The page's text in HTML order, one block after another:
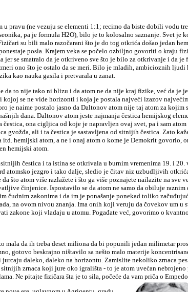
u pravu (ne vezuju se elementi 1:1; recimo da biste dobili vodu
pa je formula H2O), bilo je to kolosalno saznanje. Svet je
su bili malo razočarani što je do tog otkrića došao jedan
posla. Krajem veka se počelo ozbiljno govoriti o kraju
jer se smatralo da je otkriveno sve što je bilo za otkrivanje i da je
ono što je ostalo da se meri. Bilo je mladih, ambicioznih ljudi
kao nauka gasila i pretvarala u zanat.
da to nije tako ni blizu i da atom ne da nije kraj fizike, već da je
kojoj se ne vide horizonti i koja je postala najveći izazov
je naime postalo jasno da Daltonov atom nije taj atom za kojim
dana. Daltonov atom jeste najmanja čestica hemijskog
ona cigljica od koje je napravljen ovaj svet, pa i sam atom
gvožđa, ali i ta čestica je sastavljena od sitnijih čestica. Zato
hemijski atom, a ne i onaj atom o kome je Demokrit govorio,
hemijski atom.
čestica i ta istina se otkrivala u burnim vremenima 19. i 20.
atomsko jezgro i tako dalje, sledio je čitav niz uzbudljivih
što atom više razlažete i što ga više poznajete nailazite na sve
činjenice. Ispostavilo se da atom ne samo da obiluje raznim
čudnim zakonima i da im je ponašanje ponekad toliko
na ovom nivou znanja. Ima onih koji veruju da čovekov um u
zakone koji vladaju u atomu. Pogađate već, govorimo o
mala da ih treba deset miliona da bi popunili jedan milimetar
gotovo beskrajno ništavilo sa nešto malo materije
daleko, daleko na horizontu. Zamislite nekoliko zrnaca
zrnaca koji jure oko igrališta - to je atom uvećan nebrojeno
Ne pitajte fizičara šta je to sila, počeće da vam priča o